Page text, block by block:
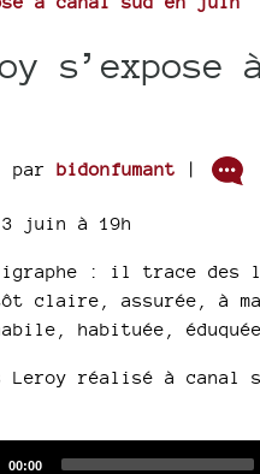
s’expose
par bidonfumant |
juin à 19h
: il trace
claire, assurée, à
habituée,
Leroy réalisé à canal
Current
00:00